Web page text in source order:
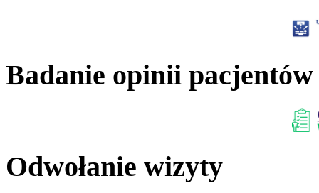
Badanie opinii pacjentów
Odwołanie wizyty